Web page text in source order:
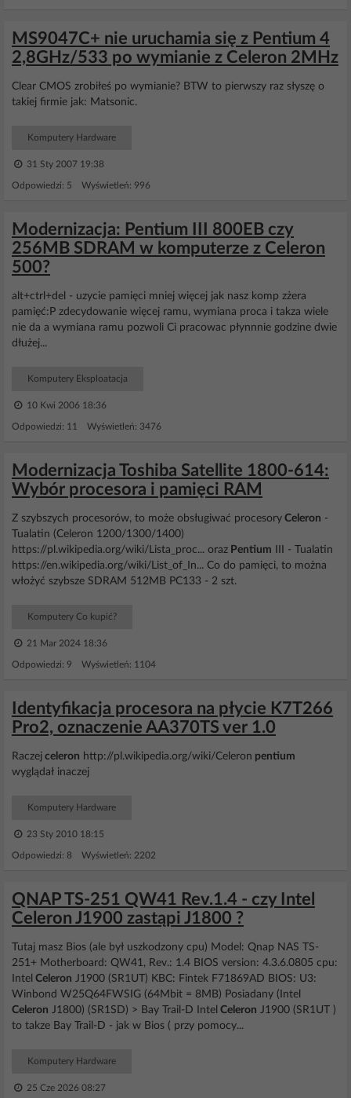
MS9047C+ nie uruchamia się z Pentium 4
2,8GHz/533 po wymianie z Celeron 2MHz
Clear CMOS zrobiłeś po wymianie? BTW to pierwszy raz słyszę o
takiej firmie jak: Matsonic.
Komputery Hardware
31 Sty 2007 19:38
Odpowiedzi: 5 Wyświetleń: 996
Modernizacja: Pentium III 800EB czy
256MB SDRAM w komputerze z Celeron
500?
alt+ctrl+del - uzycie pamięci mniej więcej jak nasz komp zżera
pamięć:P zdecydowanie więcej ramu, wymiana proca i takza wiele
nie da a wymiana ramu pozwoli Ci pracowac płynnnie godzine dwie
dłużej...
Komputery Eksploatacja
10 Kwi 2006 18:36
Odpowiedzi: 11 Wyświetleń: 3476
Modernizacja Toshiba Satellite 1800-614:
Wybór procesora i pamięci RAM
Z szybszych procesorów, to może obsługiwać procesory Celeron -
Tualatin (Celeron 1200/1300/1400)
https://pl.wikipedia.org/wiki/Lista_proc... oraz Pentium III - Tualatin
https://en.wikipedia.org/wiki/List_of_In... Co do pamięci, to można
włożyć szybsze SDRAM 512MB PC133 - 2 szt.
Komputery Co kupić?
21 Mar 2024 18:36
Odpowiedzi: 9 Wyświetleń: 1104
Identyfikacja procesora na płycie K7T266
Pro2, oznaczenie AA370TS ver 1.0
Raczej celeron http://pl.wikipedia.org/wiki/Celeron pentium
wyglądał inaczej
Komputery Hardware
23 Sty 2010 18:15
Odpowiedzi: 8 Wyświetleń: 2202
QNAP TS-251 QW41 Rev.1.4 - czy Intel
Celeron J1900 zastąpi J1800 ?
Tutaj masz Bios (ale był uszkodzony cpu) Model: Qnap NAS TS-
251+ Motherboard: QW41, Rev.: 1.4 BIOS version: 4.3.6.0805 cpu:
Intel Celeron J1900 (SR1UT) KBC: Fintek F71869AD BIOS: U3:
Winbond W25Q64FWSIG (64Mbit = 8MB) Posiadany (Intel
Celeron J1800) (SR1SD) > Bay Trail-D Intel Celeron J1900 (SR1UT )
to takze Bay Trail-D - jak w Bios ( przy pomocy...
Komputery Hardware
25 Cze 2026 08:27